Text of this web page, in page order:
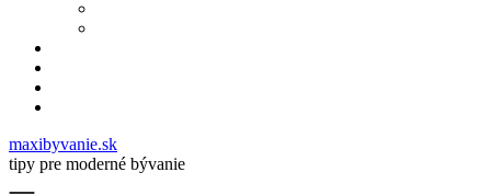
maxibyvanie.sk
tipy pre moderné bývanie